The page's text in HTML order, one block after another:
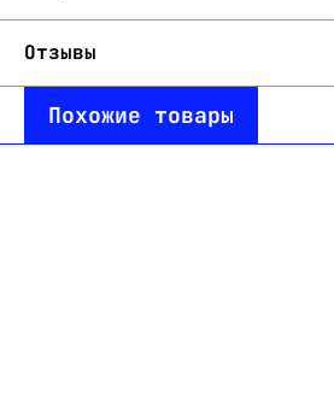
Отзывы
Похожие товары